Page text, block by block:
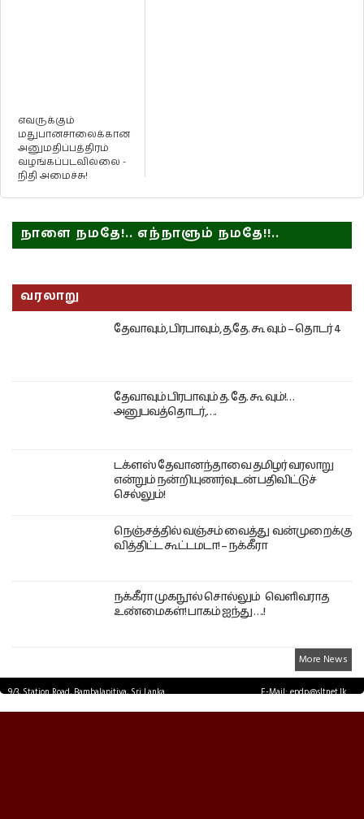
எவருக்கும்
மதுபானசாலைக்கான
அனுமதிப்பத்திரம்
வழங்கப்படவில்லை -
நிதி அமைச்சு!
நாளை நமதே!.. எந்நாளும் நமதே!!..
வரலாறு
தேவாவும், பிரபாவும், த.தே. கூ வும் – தொடர் 4
தேவாவும் பிரபாவும் த. தே. கூ வும்!…
அனுபவத்தொடர்,….
டக்ளஸ் தேவானந்தாவை தமிழர் வரலாறு
என்றும் நன்றியுணர்வுடன் பதிவிட்டுச்
செல்லும்!
நெஞ்சத்தில் வஞ்சம் வைத்து வன்முறைக்கு
வித்திட்ட கூட்டமடா! – நக்கீரா
நக்கீரா முகநூல் சொல்லும் வெளிவராத
உண்மைகள்! பாகம் ஐந்து ….!
More News
9/3, Station Road, Bambalapitiya, Sri Lanka.
E-Mail: epdp@sltnet.lk